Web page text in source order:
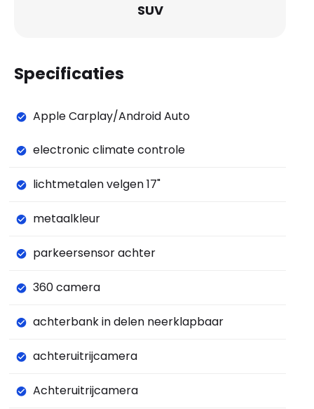
SUV
Specificaties
Apple Carplay/Android Auto
electronic climate controle
lichtmetalen velgen 17"
metaalkleur
parkeersensor achter
360 camera
achterbank in delen neerklapbaar
achteruitrijcamera
Achteruitrijcamera